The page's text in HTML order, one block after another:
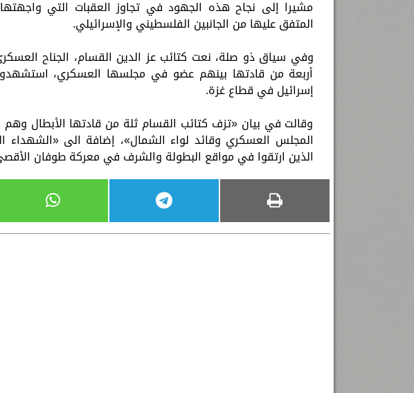
مشيرا إلى نجاح هذه الجهود في تجاوز العقبات التي
المتفق عليها من الجانبين الفلسطيني والإسرائيلي.
وفي سياق ذو صلة، نعت كتائب عز الدين القسام، الجناح
أربعة من قادتها بينهم عضو في مجلسها العسكري،
إسرائيل في قطاع غزة.
وقالت في بيان «تزف كتائب القسام ثلة من قادتها الأبطال
المجلس العسكري وقائد لواء الشمال»، إضافة الى «الشهداء
الذين ارتقوا في مواقع البطولة والشرف في معركة طوفان